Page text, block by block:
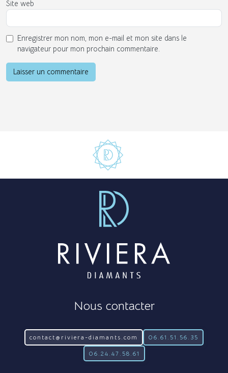
Site web
Enregistrer mon nom, mon e-mail et mon site dans le
navigateur pour mon prochain commentaire.
Nous contacter
contact@riviera-diamants.com 06.61.51.56.35
06.24.47.58.61